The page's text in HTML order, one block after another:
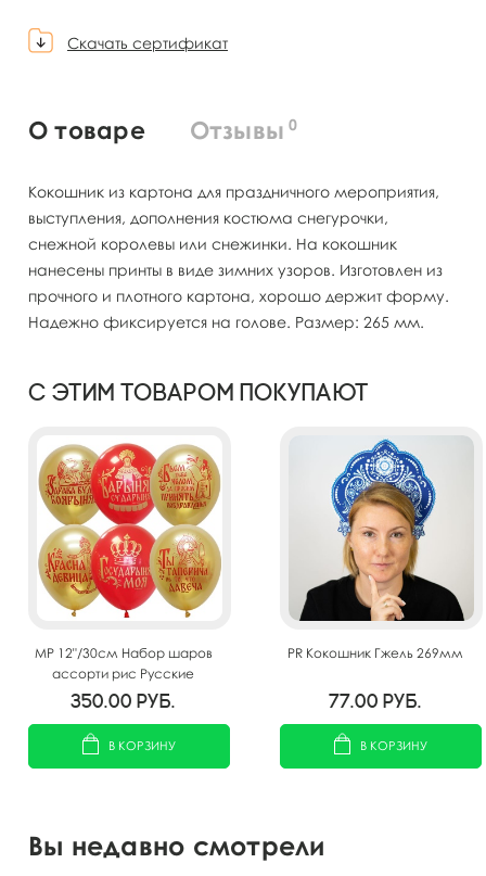
Скачать сертификат
О товаре Отзывы 0
Кокошник из картона для праздничного мероприятия,
выступления, дополнения костюма снегурочки,
снежной королевы или снежинки. На кокошник
нанесены принты в виде зимних узоров. Изготовлен из
прочного и плотного картона, хорошо держит форму.
Надежно фиксируется на голове. Размер: 265 мм.
С этим товаром покупают
MP 12"/30см Набор шаров
ассорти рис Русские
Народные женские 25шт
350.00 руб.
В КОРЗИНУ
PR Кокошник Гжель 269мм
77.00 руб.
В КОРЗИНУ
Вы недавно смотрели